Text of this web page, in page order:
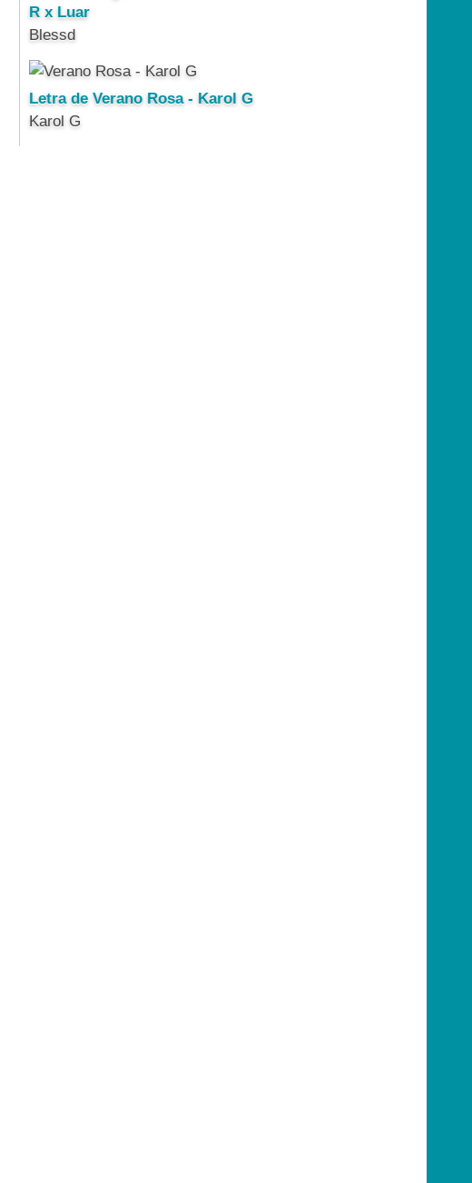
R x Luar
Blessd
Letra de Verano Rosa - Karol G
Karol G